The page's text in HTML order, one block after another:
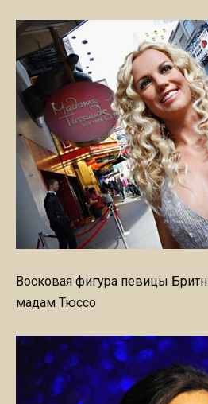
Восковая фигура певицы
мадам Тюссо